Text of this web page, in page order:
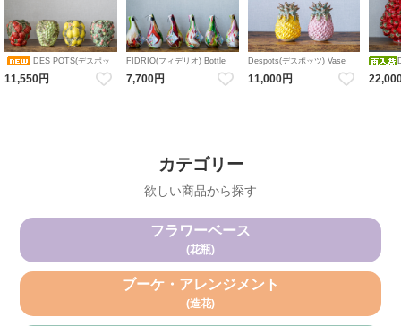
DES POTS(デスポッ
ツ) vase fruit フラワーベース
陶器 ストロベリー / ブドウ /
レモン / ミックスベリー 花瓶
11,550円
FIDRIO(フィデリオ) Bottle
colours 花瓶 ガラス
7,700円
Despots(デスポッツ) Vase
イナップル フルーツ
11,000円
陶器 い
カテゴリー
欲しい商品から探す
フラワーベース
(花瓶)
ブーケ・アレンジメント
(造花)